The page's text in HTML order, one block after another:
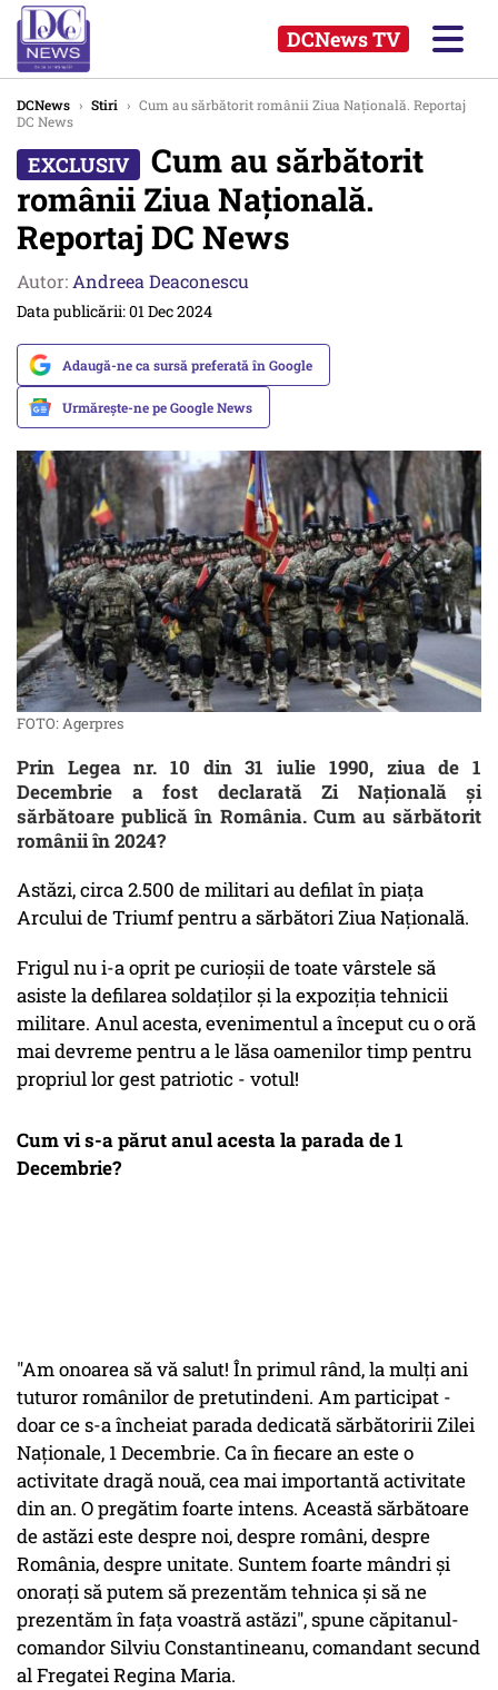
DCNews TV
DCNews › Stiri › Cum au sărbătorit românii Ziua Națională. Reportaj
DC News
Cum au sărbătorit
românii Ziua Națională.
Reportaj DC News
Autor: Andreea Deaconescu
Data publicării: 01 Dec 2024
Adaugă-ne ca sursă preferată în Google
Urmărește-ne pe Google News
FOTO: Agerpres
Prin Legea nr. 10 din 31 iulie 1990, ziua de 1
Decembrie a fost declarată Zi Națională și
sărbătoare publică în România. Cum au sărbătorit
românii în 2024?
Astăzi, circa 2.500 de militari au defilat în piața
Arcului de Triumf pentru a sărbători Ziua Națională.
Frigul nu i-a oprit pe curioșii de toate vârstele să
asiste la defilarea soldaților și la expoziția tehnicii
militare. Anul acesta, evenimentul a început cu o oră
mai devreme pentru a le lăsa oamenilor timp pentru
propriul lor gest patriotic - votul!
Cum vi s-a părut anul acesta la parada de 1
Decembrie?
"Am onoarea să vă salut! În primul rând, la mulți ani
tuturor românilor de pretutindeni. Am participat -
doar ce s-a încheiat parada dedicată sărbătoririi Zilei
Naționale, 1 Decembrie. Ca în fiecare an este o
activitate dragă nouă, cea mai importantă activitate
din an. O pregătim foarte intens. Această sărbătoare
de astăzi este despre noi, despre români, despre
România, despre unitate. Suntem foarte mândri și
onorați să putem să prezentăm tehnica și să ne
prezentăm în fața voastră astăzi", spune căpitanul-
comandor Silviu Constantineanu, comandant secund
al Fregatei Regina Maria.